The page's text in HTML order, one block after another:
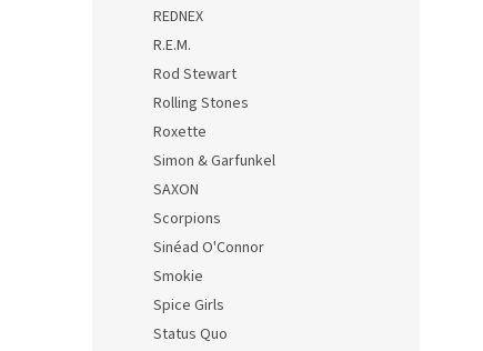
REDNEX
R.E.M.
Rod Stewart
Rolling Stones
Roxette
Simon & Garfunkel
SAXON
Scorpions
Sinéad O'Connor
Smokie
Spice Girls
Status Quo